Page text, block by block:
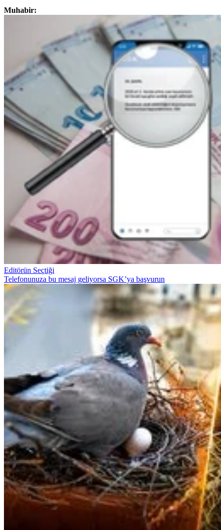
Muhabir:
Editörün Seçtiği
Telefonunuza bu mesaj geliyorsa SGK’ya başvurun